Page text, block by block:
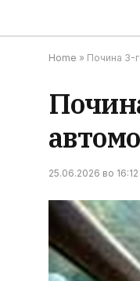
Home » Почина 3-
25.06.2026 во 16:12